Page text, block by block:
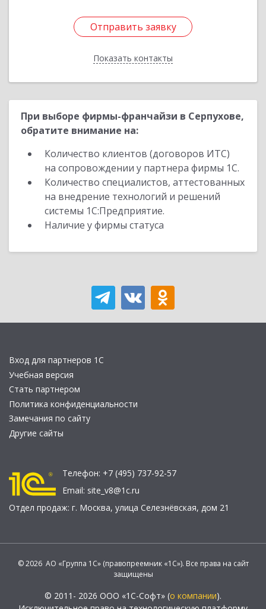
Отправить заявку
Показать контакты
Отправить заявку
Назад
При выборе фирмы-франчайзи в Серпухове,
обратите внимание на:
Количество клиентов (договоров ИТС)
на сопровождении у партнера фирмы 1С.
Количество специалистов, аттестованных
на внедрение технологий и решений
системы 1С:Предприятие.
Наличие у фирмы статуса
Вход для партнеров 1С
Учебная версия
Стать партнером
Политика конфиденциальности
Замечания по сайту
Другие сайты
Телефон: +7 (495) 737-92-57
Email: site_v8@1c.ru
Отдел продаж: г. Москва, улица Селезнёвская, дом 21
© 2026 АО «Группа 1С» (правопреемник «1С»). Все права на сайт
защищены
© 2011- 2026 ООО «1С-Софт» (о компании).